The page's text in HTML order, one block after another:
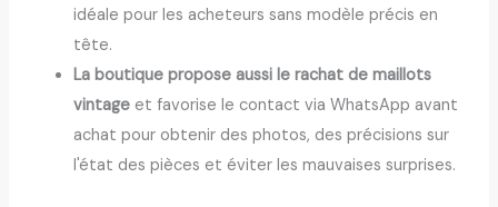
idéale pour les acheteurs sans modèle précis en
tête.
La boutique propose aussi le rachat de maillots
vintage et favorise le contact via WhatsApp avant
achat pour obtenir des photos, des précisions sur
l'état des pièces et éviter les mauvaises surprises.